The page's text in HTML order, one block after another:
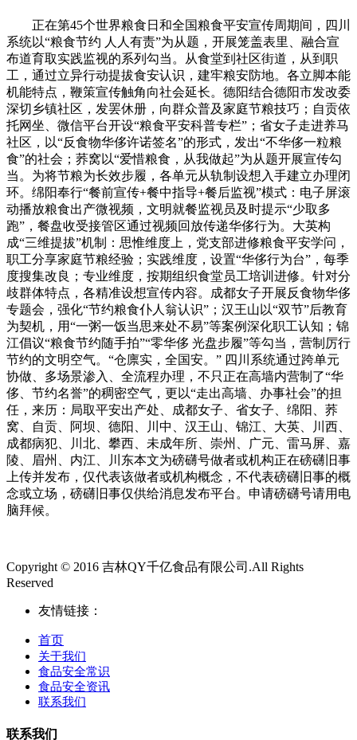
正在第45个世界粮食日和全国粮食平安宣传周期间，四川
系统以“粮食节约 人人有责”为从题，开展笼盖表里、融合宣
布道育取实践监视的系列勾当。从食堂到社区街道，从到职
工，通过立异行动提拔食安认识，建牢粮安防地。各立脚本能
机能特点，鞭策宣传触角向社会延长。德阳结合德阳市发改委
深切乡镇社区，发罢休册，向群众普及家庭节粮技巧；自贡依
托网坐、微信平台开设“粮食平安科普专栏”；省女子走进养马
社区，以“反食物华侈许诺签名”的形式，发出“不华侈一粒粮
食”的社会；荞窝以“爱惜粮食，从我做起”为从题开展宣传勾
当。为将节粮为长效步履，各单元从轨制设想入手建立办理闭
环。绵阳奉行“餐前宣传+餐中指导+餐后监视”模式：电子屏滚
动播放粮食出产微视频，文明就餐监视员及时提示“少取多
跑”，餐盘收受接管区通过视频回放传递华侈行为。大英构
成“三维提拔”机制：思惟维度上，党支部进修粮食平安学问，
职工分享家庭节粮经验；实践维度，设置“华侈行为台”，每季
度搜集改良；专业维度，按期组织食堂员工培训进修。针对分
歧群体特点，各精准设想宣传内容。成都女子开展反食物华侈
专题会，强化“节约粮食仆人翁认识”；汉王山以“双节”后教育
为契机，用“一粥一饭当思来处不易”等案例深化职工认知；锦
江倡议“粮食节约随手拍”“零华侈 光盘步履”等勾当，营制厉行
节约的文明空气。“仓廪实，全国安。” 四川系统通过跨单元
协做、多场景渗入、全流程办理，不只正在高墙内营制了“华
侈、节约名誉”的稠密空气，更以“走出高墙、办事社会”的担
任，来历：局取平安出产处、成都女子、省女子、绵阳、荞
窝、自贡、阿坝、德阳、川中、汉王山、锦江、大英、川西、
成都病犯、川北、攀西、未成年所、崇州、广元、雷马屏、嘉
陵、眉州、内江、川东本文为磅礴号做者或机构正在磅礴旧事
上传并发布，仅代表该做者或机构概念，不代表磅礴旧事的概
念或立场，磅礴旧事仅供给消息发布平台。申请磅礴号请用电
脑拜候。
Copyright © 2016 吉林QY千亿食品有限公司.All Rights
Reserved
友情链接：
首页
关于我们
食品安全常识
食品安全资讯
联系我们
联系我们